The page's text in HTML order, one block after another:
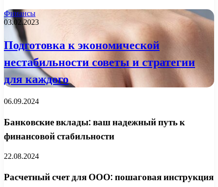
Финансы
03.02.2023
Подготовка к экономической
нестабильности советы и стратегии
для каждого
06.09.2024
Банковские вклады: ваш надежный путь к
финансовой стабильности
22.08.2024
Расчетный счет для ООО: пошаговая инструкция